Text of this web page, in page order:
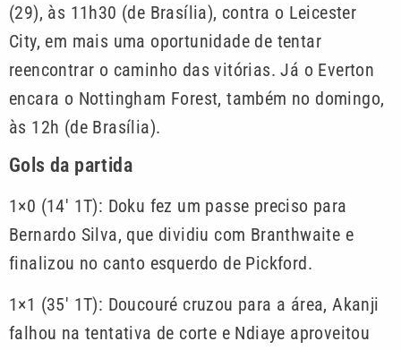
(29), às 11h30 (de Brasília), contra o Leicester
City, em mais uma oportunidade de tentar
reencontrar o caminho das vitórias. Já o Everton
encara o Nottingham Forest, também no domingo,
às 12h (de Brasília).
Gols da partida
1×0 (14′ 1T): Doku fez um passe preciso para
Bernardo Silva, que dividiu com Branthwaite e
finalizou no canto esquerdo de Pickford.
1×1 (35′ 1T): Doucouré cruzou para a área, Akanji
falhou na tentativa de corte e Ndiaye aproveitou